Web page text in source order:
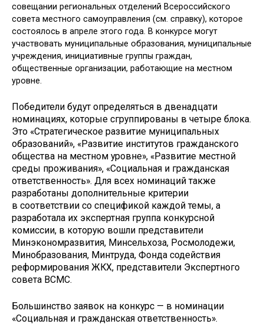
совещании региональных отделений Всероссийского
совета местного самоуправления (см. справку), которое
состоялось в апреле этого года. В конкурсе могут
участвовать муниципальные образования, муниципальные
учреждения, инициативные группы граждан,
общественные организации, работающие на местном
уровне.
Победители будут определяться в двенадцати
номинациях, которые сгруппированы в четыре блока.
Это «Стратегическое развитие муниципальных
образований», «Развитие институтов гражданского
общества на местном уровне», «Развитие местной
среды проживания», «Социальная и гражданская
ответственность». Для всех номинаций также
разработаны дополнительные критерии
в соответствии со спецификой каждой темы, а
разработала их экспертная группа конкурсной
комиссии, в которую вошли представители
Минэкономразвития, Минсельхоза, Росмолодежи,
Минобразования, Минтруда, Фонда содействия
реформирования ЖКХ, представители Экспертного
совета ВСМС.
Большинство заявок на конкурс — в номинации
«Социальная и гражданская ответственность».